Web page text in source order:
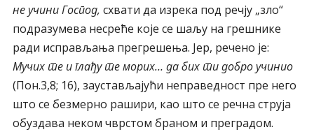
не учини Господ, схвати да изрека под речју „зло“
подразумева несреће које се шаљу на грешнике
ради исправљања прегрешења. Јер, речено је:
Мучих те и глађу те морих… да бих ти добро учинио
(Пон.3,8; 16), заустављајући неправедност пре него
што се безмерно рашири, као што се речна струја
обуздава неком чврстом браном и преградом.